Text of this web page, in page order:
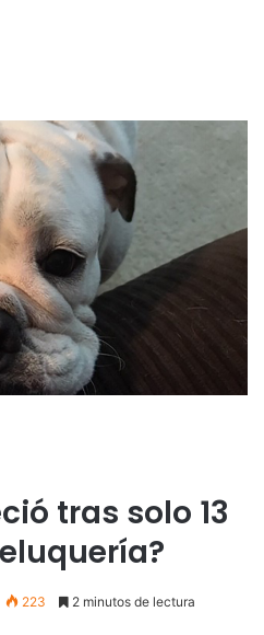
tras solo 13
223 2 minutos de lectura